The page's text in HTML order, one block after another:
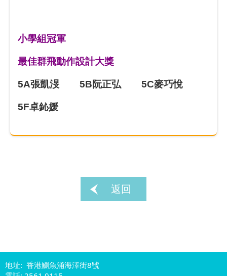
小學組冠軍
最佳群飛動作設計大獎
5A張凱渂 5B阮正弘 5C麥巧悅
5F卓鈊媛
返回
地址: 香港鰂魚涌海澤街8號